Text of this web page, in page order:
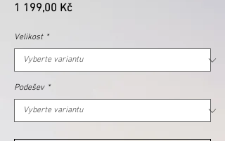
1 199,00 KčCena
Velikost *
Podešev *